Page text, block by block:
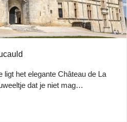
ligt het elegante Château de La
dat je niet mag…